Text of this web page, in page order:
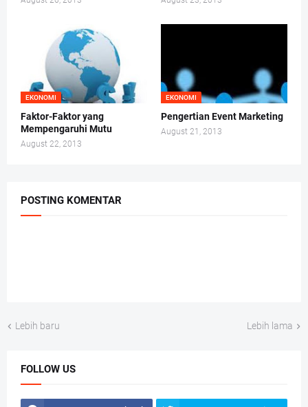
EKONOMI
Faktor-Faktor yang
Mempengaruhi Mutu
August 22, 2013
EKONOMI
Pengertian Event Marketing
August 21, 2013
POSTING KOMENTAR
Lebih baru Lebih lama
FOLLOW US